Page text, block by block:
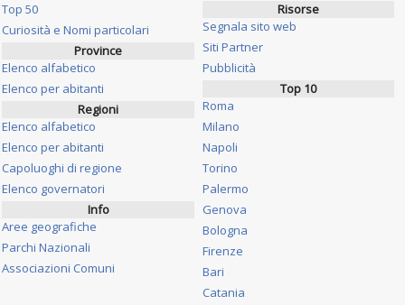
Top 50
Curiosità e Nomi particolari
Province
Elenco alfabetico
Elenco per abitanti
Regioni
Elenco alfabetico
Elenco per abitanti
Capoluoghi di regione
Elenco governatori
Info
Aree geografiche
Parchi Nazionali
Associazioni Comuni
Risorse
Segnala sito web
Siti Partner
Pubblicità
Top 10
Roma
Milano
Napoli
Torino
Palermo
Genova
Bologna
Firenze
Bari
Catania